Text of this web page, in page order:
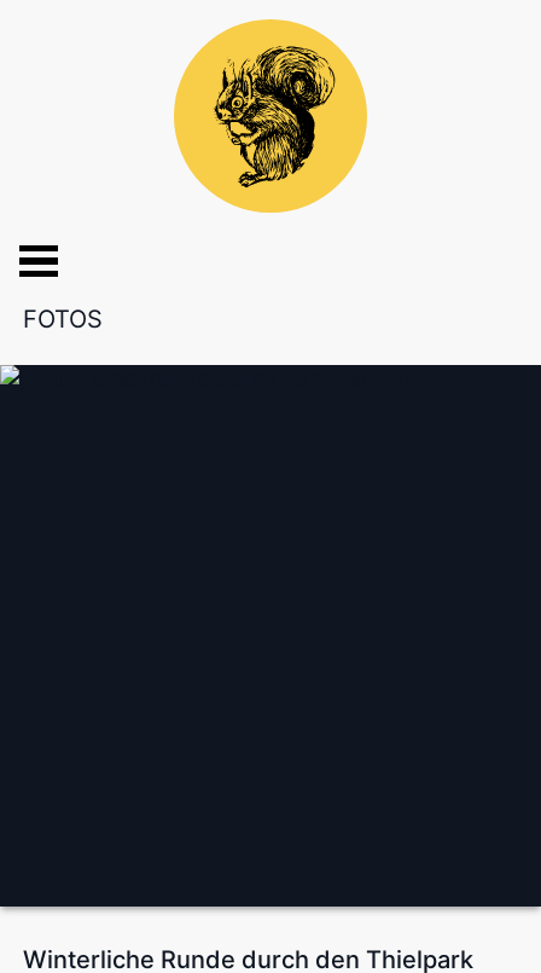
FOTOS
Winterliche Runde durch den Thielpark